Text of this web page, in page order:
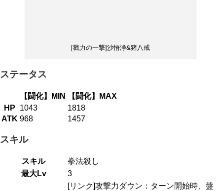
[戳力の一撃]沙悟浄&猪八戒
ステータス
【闘化】MIN
【闘化】MAX
HP
1043
1818
ATK 968 1457
スキル
スキル
拳法殺し
最大Lv
3
[リンク]攻撃力ダウン：ターン開始時、盤